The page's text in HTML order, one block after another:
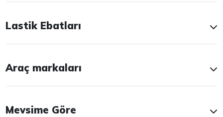
Lastik Ebatları
Araç markaları
Mevsime Göre